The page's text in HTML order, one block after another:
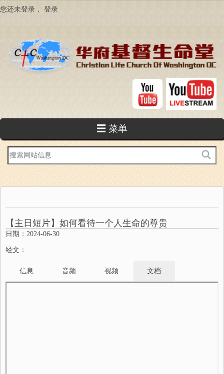
跳
您还未登录， 登录
☰ 菜单
站
内
搜
索
【主日短片】如何看待一个人生命的尊贵
日期：2024-06-30
经文：
信息 音频 视频 文档